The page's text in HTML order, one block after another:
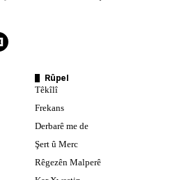
Rûpel
Têkîlî
Frekans
Derbarê me de
Şert û Merc
Rêgezên Malperê